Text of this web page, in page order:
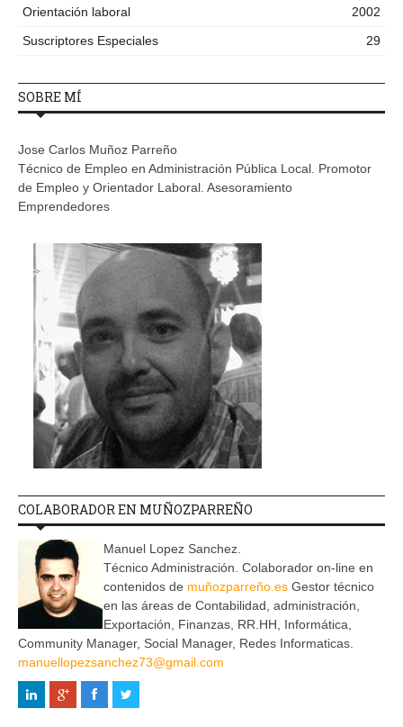
Orientación laboral
2002
Suscriptores Especiales
29
SOBRE MÍ
Jose Carlos Muñoz Parreño
Técnico de Empleo en Administración Pública Local. Promotor
de Empleo y Orientador Laboral. Asesoramiento
Emprendedores
COLABORADOR EN MUÑOZPARREÑO
Manuel Lopez Sanchez.
Técnico Administración. Colaborador on-line en
contenidos de muñozparreño.es Gestor técnico
en las áreas de Contabilidad, administración,
Exportación, Finanzas, RR.HH, Informática,
Community Manager, Social Manager, Redes Informaticas.
manuellopezsanchez73@gmail.com